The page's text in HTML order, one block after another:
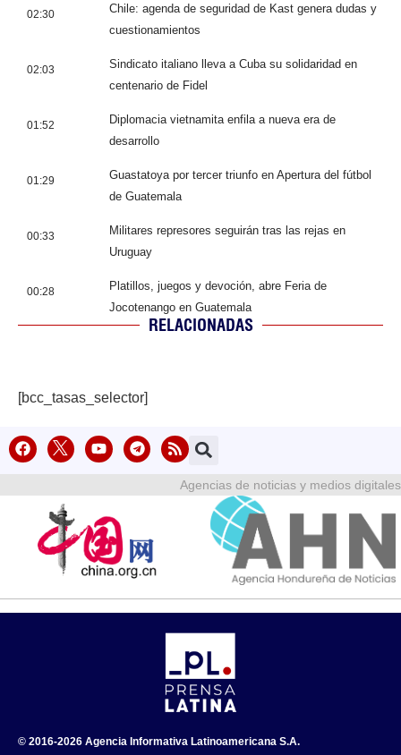
02:30
Chile: agenda de seguridad de Kast genera dudas y
cuestionamientos
02:03
Sindicato italiano lleva a Cuba su solidaridad en
centenario de Fidel
01:52
Diplomacia vietnamita enfila a nueva era de
desarrollo
01:29
Guastatoya por tercer triunfo en Apertura del fútbol
de Guatemala
00:33
Militares represores seguirán tras las rejas en
Uruguay
00:28
Platillos, juegos y devoción, abre Feria de
Jocotenango en Guatemala
RELACIONADAS
[bcc_tasas_selector]
Agencias de noticias y medios digitales
© 2016-2026 Agencia Informativa Latinoamericana S.A.